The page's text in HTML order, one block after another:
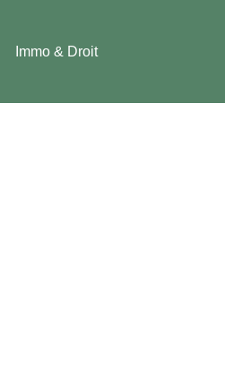
Immo & Droit